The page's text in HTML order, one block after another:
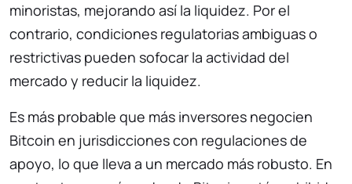
minoristas, mejorando así la liquidez. Por el
contrario, condiciones regulatorias ambiguas o
restrictivas pueden sofocar la actividad del
mercado y reducir la liquidez.
Es más probable que más inversores negocien
Bitcoin en jurisdicciones con regulaciones de
apoyo, lo que lleva a un mercado más robusto. En